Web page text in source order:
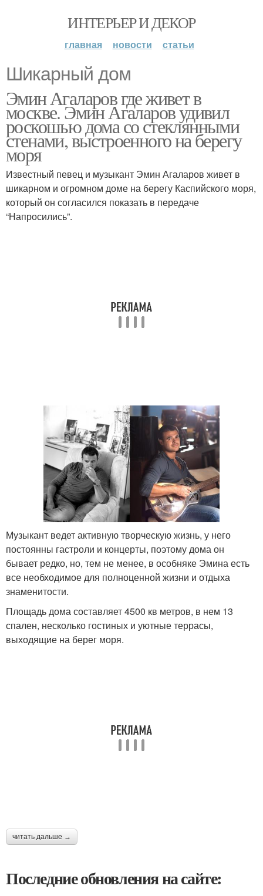
ИНТЕРЬЕР И ДЕКОР
главная новости статьи
Шикарный дом
Эмин Агаларов где живет в
москве. Эмин Агаларов удивил
роскошью дома со стеклянными
стенами, выстроенного на берегу
моря
Известный певец и музыкант Эмин Агаларов живет в
шикарном и огромном доме на берегу Каспийского моря,
который он согласился показать в передаче
“Напросились”.
Музыкант ведет активную творческую жизнь, у него
постоянны гастроли и концерты, поэтому дома он
бывает редко, но, тем не менее, в особняке Эмина есть
все необходимое для полноценной жизни и отдыха
знаменитости.
Площадь дома составляет 4500 кв метров, в нем 13
спален, несколько гостиных и уютные террасы,
выходящие на берег моря.
читать дальше →
Последние обновления на сайте: